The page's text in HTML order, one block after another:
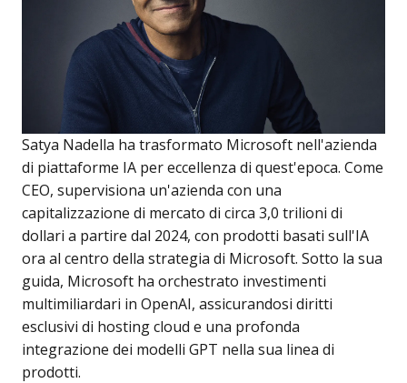
Satya Nadella ha trasformato Microsoft nell'azienda
di piattaforme IA per eccellenza di quest'epoca. Come
CEO, supervisiona un'azienda con una
capitalizzazione di mercato di circa 3,0 trilioni di
dollari a partire dal 2024, con prodotti basati sull'IA
ora al centro della strategia di Microsoft. Sotto la sua
guida, Microsoft ha orchestrato investimenti
multimiliardari in OpenAI, assicurandosi diritti
esclusivi di hosting cloud e una profonda
integrazione dei modelli GPT nella sua linea di
prodotti.